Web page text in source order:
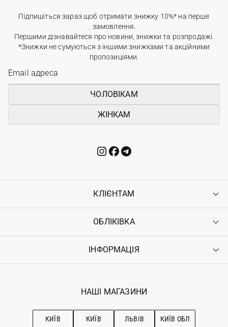
Підпишіться зараз щоб отримати знижку 10%* на перше
замовлення.
Першими дізнавайтеся про новини, знижки та розпродажі.
*Знижки не сумуються з іншими знижками та акційними
пропозиціями.
ЧОЛОВІКАМ
ЖІНКАМ
КЛІЄНТАМ
Контакти
Повернення
Гарантія
ОБЛІКІВКА
Увійти
Ostriv Club+
ІНФОРМАЦІЯ
Наші магазини
Рекомендації з догляду
НАШІ МАГАЗИНИ
КИЇВ КИЇВ ЛЬВІВ КИЇВ ОБЛ